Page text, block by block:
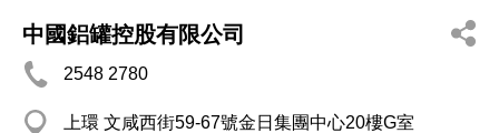
中國鋁罐控股有限公司
2548 2780
上環 文咸西街59-67號金日集團中心20樓G室